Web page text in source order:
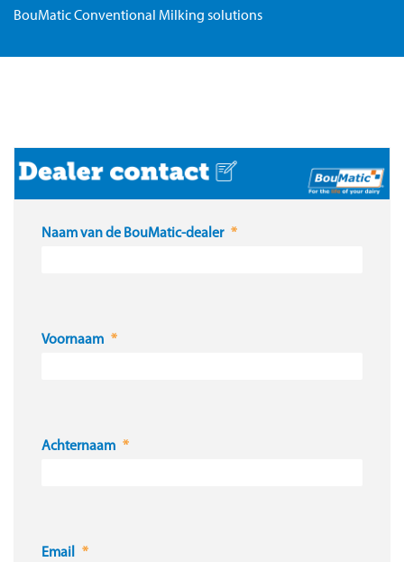
BouMatic Conventional Milking solutions
Naam van de BouMatic-dealer
Voornaam
Achternaam
Email